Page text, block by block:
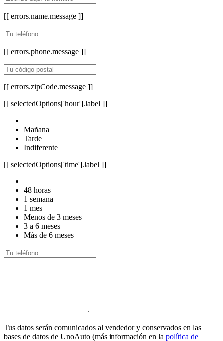
[[ errors.name.message ]]
[[ errors.phone.message ]]
[[ errors.zipCode.message ]]
[[ selectedOptions['hour'].label ]]
Mañana
Tarde
Indiferente
[[ selectedOptions['time'].label ]]
48 horas
1 semana
1 mes
Menos de 3 meses
3 a 6 meses
Más de 6 meses
Tus datos serán comunicados al vendedor y conservados en las
bases de datos de UnoAuto (más información en la política de